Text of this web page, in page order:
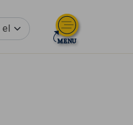
el